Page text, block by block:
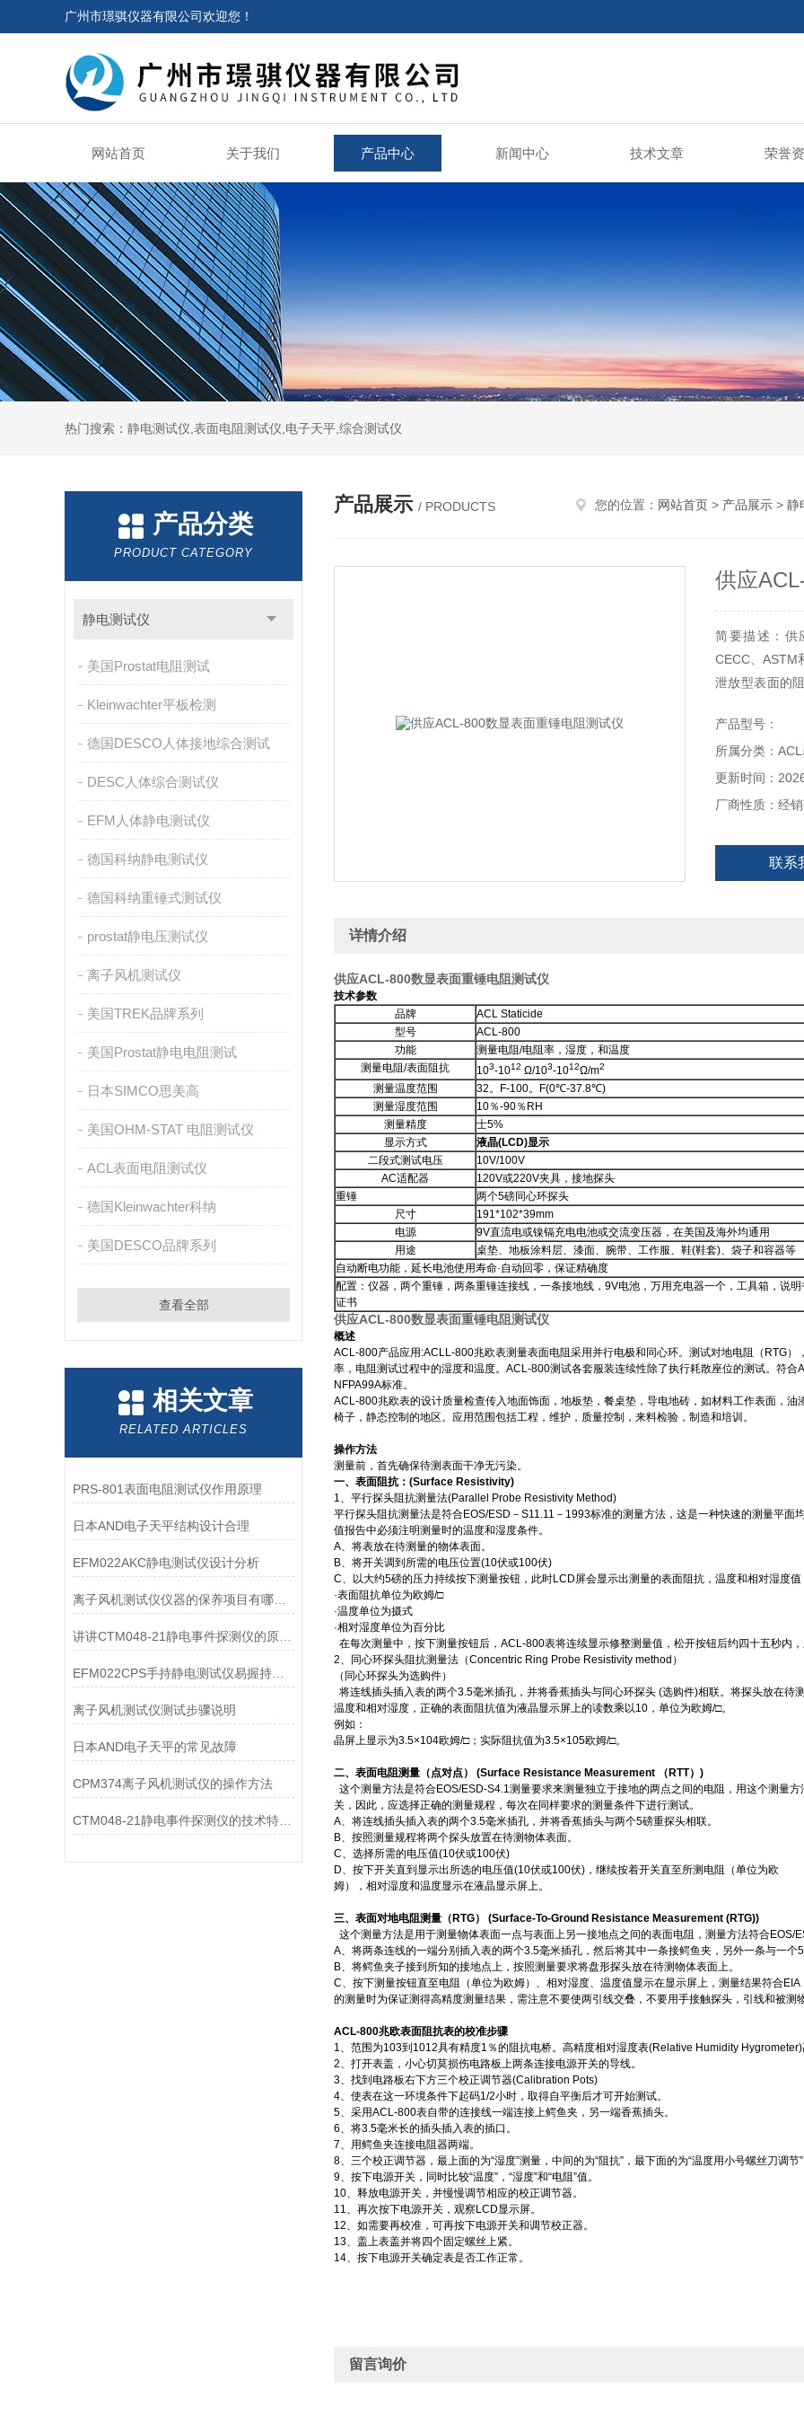
广州市璟骐仪器有限公司欢迎您！
网站首页 关于我们 产品中心 新闻中心 技术文章 荣誉
热门搜索：静电测试仪,表面电阻测试仪,电子天平,综合测试仪
产品分类
PRODUCT CATEGORY
静电测试仪
美国Prostat电阻测试
Kleinwachter平板检测
德国DESCO人体接地综合测试
DESC人体综合测试仪
EFM人体静电测试仪
德国科纳静电测试仪
德国科纳重锤式测试仪
prostat静电压测试仪
离子风机测试仪
美国TREK品牌系列
美国Prostat静电电阻测试
日本SIMCO思美高
美国OHM-STAT 电阻测试仪
ACL表面电阻测试仪
德国Kleinwachter科纳
美国DESCO品牌系列
查看全部
相关文章
RELATED ARTICLES
PRS-801表面电阻测试仪作用原理
日本AND电子天平结构设计合理
EFM022AKC静电测试仪设计分析
离子风机测试仪仪器的保养项目有哪些？
讲讲CTM048-21静电事件探测仪的原理及组成装置
EFM022CPS手持静电测试仪易握持，易操作
离子风机测试仪测试步骤说明
日本AND电子天平的常见故障
CPM374离子风机测试仪的操作方法
CTM048-21静电事件探测仪的技术特点解读
产品展示 / PRODUCTS 您的位置： 网站首页 > 产品展示 > 静
供应
简要描述：供
CECC、ASTM
泄放型表面的
抗，所以需要测
产品型号：
所属分类：
更新时间：
厂商性质：经
联系
详情介绍
供应ACL-800数显表面重锤电阻测试仪
技术参数
品牌
ACL Staticide
型号
ACL-800
功能
测量电阻/电阻率，湿度，和温度
测量电阻/表面阻抗
103-1012 Ω/103-1012Ω/m2
测量温度范围
32。F-100。F(0℃-37.8℃)
测量湿度范围
10％-90％RH
测量精度
士5%
显示方式
液晶(LCD)显示
二段式测试电压
10V/100V
AC适配器
120V或220V夹具，接地探头
重锤
两个5磅同心环探头
尺寸
191*102*39mm
电源
9V直流电或镍镉充电电池或交流变压器，在美国及海外均通用
用途
桌垫、地板涂料层、漆面、腕带、工作服、鞋(鞋套)、袋子和容器等
自动断电功能，延长电池使用寿命·自动回零，保证精确度
配置：仪器，两个重锤，两条重锤连接线，一条接地线，9V电池，万用充电器一个，工具箱，说明
证书
供应ACL-800数显表面重锤电阻测试仪
概述
ACL-800产品应用:ACLL-800兆欧表测量表面电阻采用并行电极和同心环。测试对地电阻（RTG
率，电阻测试过程中的湿度和温度。ACL-800测试各套服装连续性除了执行耗散座位的测试。符
NFPA99A标准。
ACL-800兆欧表的设计质量检查传入地面饰面，地板垫，餐桌垫，导电地砖，如材料工作表面，
椅子，静态控制的地区。应用范围包括工程，维护，质量控制，来料检验，制造和培训。
操作方法
测量前，首先确保待测表面干净无污染。
一、表面阻抗：(Surface Resistivity)
1、平行探头阻抗测量法(Parallel Probe Resistivity Method)
平行探头阻抗测量法是符合EOS/ESD－S11.11－1993标准的测量方法，这是一种快速的测量平
值报告中必须注明测量时的温度和湿度条件。
A、将表放在待测量的物体表面。
B、将开关调到所需的电压位置(10伏或100伏)
C、以大约5磅的压力持续按下测量按钮，此时LCD屏会显示出测量的表面阻抗，温度和相对湿度值
·表面阻抗单位为欧姆/□
·温度单位为摄式
·相对湿度单位为百分比
在每次测量中，按下测量按钮后，ACL-800表将连续显示修整测量值，松开按钮后约四十五秒内，
2、同心环探头阻抗测量法（Concentric Ring Probe Resistivity method）
（同心环探头为选购件）
将连线插头插入表的两个3.5毫米插孔，并将香蕉插头与同心环探头 (选购件)相联。将探头放在
温度和相对湿度，正确的表面阻抗值为液晶显示屏上的读数乘以10，单位为欧姆/□。
例如：
晶屏上显示为3.5×104欧姆/□；实际阻抗值为3.5×105欧姆/□。
二、表面电阻测量（点对点） (Surface Resistance Measurement （RTT）)
这个测量方法是符合EOS/ESD-S4.1测量要求来测量独立于接地的两点之间的电阻，用这个测量
关，因此，应选择正确的测量规程，每次在同样要求的测量条件下进行测试。
A、将连线插头插入表的两个3.5毫米插孔，并将香蕉插头与两个5磅重探头相联。
B、按照测量规程将两个探头放置在待测物体表面。
C、选择所需的电压值(10伏或100伏)
D、按下开关直到显示出所选的电压值(10伏或100伏)，继续按着开关直至所测电阻（单位为欧
姆），相对湿度和温度显示在液晶显示屏上。
三、表面对地电阻测量（RTG） (Surface-To-Ground Resistance Measurement (RTG))
这个测量方法是用于测量物体表面一点与表面上另一接地点之间的表面电阻，测量方法符合EOS/
A、将两条连线的一端分别插入表的两个3.5毫米插孔，然后将其中一条接鳄鱼夹，另外一条与一个5
B、将鳄鱼夹子接到所知的接地点上，按照测量要求将盘形探头放在待测物体表面上。
C、按下测量按钮直至电阻（单位为欧姆）、相对湿度、温度值显示在显示屏上，测量结果符合
的测量时为保证测得高精度测量结果，需注意不要使两引线交叠，不要用手接触探头，引线和被测物
ACL-800兆欧表面阻抗表的校准步骤
1、范围为103到1012具有精度1％的阻抗电桥。高精度相对湿度表(Relative Humidity
2、打开表盖，小心切莫损伤电路板上两条连接电源开关的导线。
3、找到电路板右下方三个校正调节器(Calibration Pots)
4、使表在这一环境条件下起码1/2小时，取得自平衡后才可开始测试。
5、采用ACL-800表自带的连接线一端连接上鳄鱼夹，另一端香蕉插头。
6、将3.5毫米长的插头插入表的插口。
7、用鳄鱼夹连接电阻器两端。
8、三个校正调节器，最上面的为“湿度”测量，中间的为“阻抗”，最下面的为“温度用小号螺丝刀调
9、按下电源开关，同时比较“温度”，“湿度”和“电阻”值。
10、释放电源开关，并慢慢调节相应的校正调节器。
11、再次按下电源开关，观察LCD显示屏。
12、如需要再校准，可再按下电源开关和调节校正器。
13、盖上表盖并将四个固定螺丝上紧。
14、按下电源开关确定表是否工作正常。
留言询价